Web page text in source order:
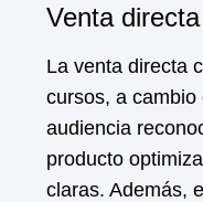
Venta
La venta directa
cursos, a
audiencia
producto
claras. Además,